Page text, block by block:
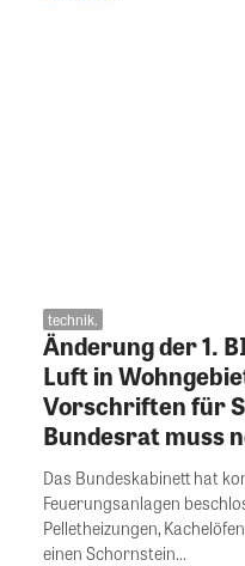
technik.
Änderung der 1.
Luft in
Vorschriften für
Bundesrat muss
Das Bundeskabinett hat
Feuerungsanlagen
Pelletheizungen,
einen Schornstein...